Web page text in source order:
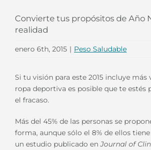
Convierte tus propósitos de Año
realidad
enero 6th, 2015 | Peso Saludable
Si tu visión para este 2015 incluye más
ropa deportiva es posible que te estés
el fracaso.
Más del 45% de las personas se
forma, aunque sólo el 8% de ellos
un estudio publicado enJournal of